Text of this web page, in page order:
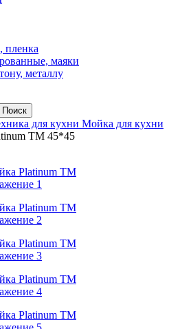
пленка
маяки
металлу
Поиск
для кухни Мойка для кухни
TM 45*45